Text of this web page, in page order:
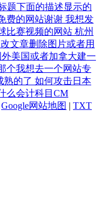
题下面的描述显示的
费的网站谢谢 我想发
比赛视频的网站 杭州
文章删除图片或者用
美国或者加拿大建一
个我想去一个网站专
熟的了 如何攻击日本
么会计科目CM
Google网站地图 | TXT